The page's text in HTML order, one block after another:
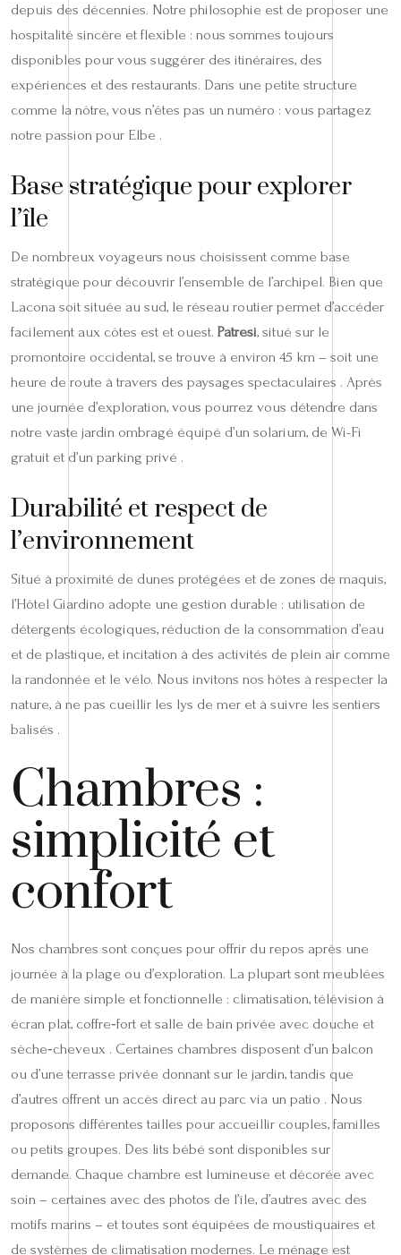
depuis des décennies. Notre philosophie est de proposer une
hospitalité sincère et flexible : nous sommes toujours
disponibles pour vous suggérer des itinéraires, des
expériences et des restaurants. Dans une petite structure
comme la nôtre, vous n’êtes pas un numéro : vous partagez
notre passion pour Elbe .
Base stratégique pour explorer
l’île
De nombreux voyageurs nous choisissent comme base
stratégique pour découvrir l’ensemble de l’archipel. Bien que
Lacona soit située au sud, le réseau routier permet d’accéder
facilement aux côtes est et ouest. Patresi, situé sur le
promontoire occidental, se trouve à environ 45 km – soit une
heure de route à travers des paysages spectaculaires . Après
une journée d’exploration, vous pourrez vous détendre dans
notre vaste jardin ombragé équipé d’un solarium, de Wi-Fi
gratuit et d’un parking privé .
Durabilité et respect de
l’environnement
Situé à proximité de dunes protégées et de zones de maquis,
l’Hôtel Giardino adopte une gestion durable : utilisation de
détergents écologiques, réduction de la consommation d’eau
et de plastique, et incitation à des activités de plein air comme
la randonnée et le vélo. Nous invitons nos hôtes à respecter la
nature, à ne pas cueillir les lys de mer et à suivre les sentiers
balisés .
Chambres :
simplicité et
confort
Nos chambres sont conçues pour offrir du repos après une
journée à la plage ou d’exploration. La plupart sont meublées
de manière simple et fonctionnelle : climatisation, télévision à
écran plat, coffre‑fort et salle de bain privée avec douche et
sèche‑cheveux . Certaines chambres disposent d’un balcon
ou d’une terrasse privée donnant sur le jardin, tandis que
d’autres offrent un accès direct au parc via un patio . Nous
proposons différentes tailles pour accueillir couples, familles
ou petits groupes. Des lits bébé sont disponibles sur
demande. Chaque chambre est lumineuse et décorée avec
soin – certaines avec des photos de l’île, d’autres avec des
motifs marins – et toutes sont équipées de moustiquaires et
de systèmes de climatisation modernes. Le ménage est